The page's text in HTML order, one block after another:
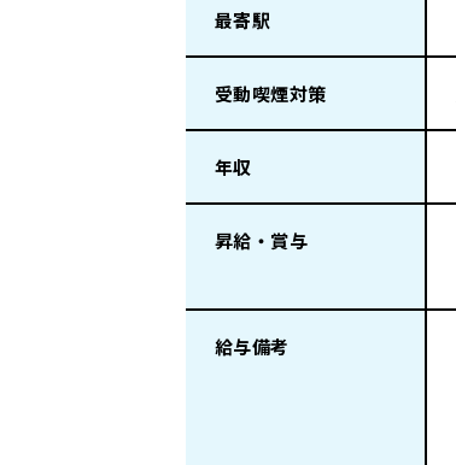
最寄駅
受動喫煙対策
年収
昇給・賞与
給与備考